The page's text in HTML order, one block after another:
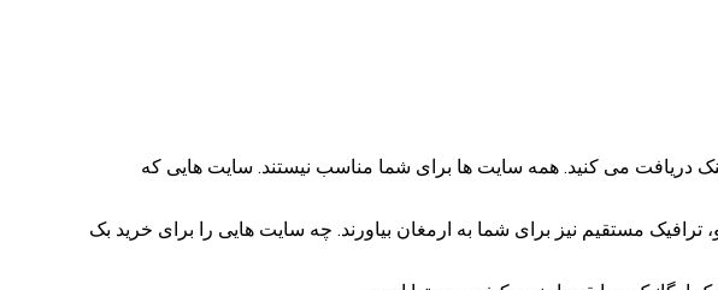
دریافت می کنید. همه سایت ها برای شما مناسب نیستند. سایت هایی که
مستقیم نیز برای شما به ارمغان بیاورند. چه سایت هایی را برای خرید بک